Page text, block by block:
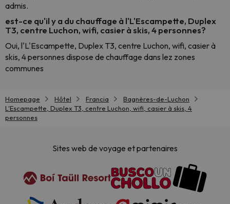
admis.
est-ce qu'il y a du chauffage à l'L'Escampette, Duplex
T3, centre Luchon, wifi, casier à skis, 4 personnes?
Oui, l'L'Escampette, Duplex T3, centre Luchon, wifi, casier à
skis, 4 personnes dispose de chauffage dans lez zones
communes
Homepage Hôtel Francia
Bagnères-de-Luchon
L'Escampette, Duplex T3, centre Luchon, wifi, casier à skis, 4
personnes
Sites web de voyage et partenaires